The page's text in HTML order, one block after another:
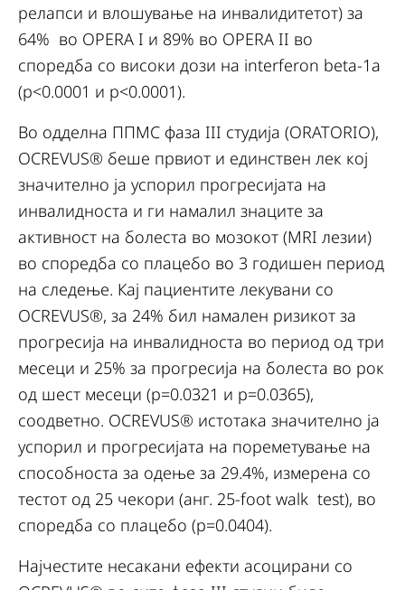
релапси и влошување на инвалидитетот) за
64% во OPERA I и 89% во OPERA II во
споредба со високи дози на interferon beta-1a
(p<0.0001 и p<0.0001).
Во одделна ППМС фаза III студија (ORATORIO),
OCREVUS® беше првиот и единствен лек кој
значително ја успорил прогресијата на
инвалидноста и ги намалил знаците за
активност на болеста во мозокот (MRI лезии)
во споредба со плацебо во 3 годишен период
на следење. Кај пациентите лекувани со
OCREVUS®, за 24% бил намален ризикот за
прогресија на инвалидноста во период од три
месеци и 25% за прогресија на болеста во рок
од шест месеци (p=0.0321 и p=0.0365),
соодветно. OCREVUS® истотака значително ја
успорил и прогресијата на пореметување на
способноста за одење за 29.4%, измерена со
тестот од 25 чекори (анг. 25-foot walk test), во
споредба со плацебо (p=0.0404).
Најчестите несакани ефекти асоцирани со